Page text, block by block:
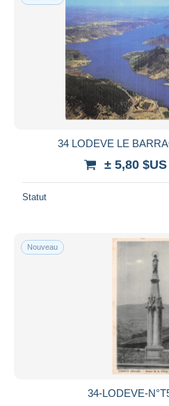
34 LODEVE LE
± 5,80 $US
Statut
Nouveau
34-LODEVE-